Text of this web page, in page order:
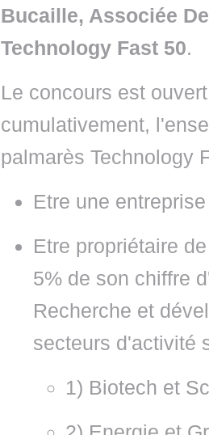
Bucaille, Associée
Technology Fast 50.
Le concours est
cumulativement,
palmarès Technology
Etre une
Etre propriétaire
5% de son chiffre
Recherche et
secteurs d'activité
1) Biotech et